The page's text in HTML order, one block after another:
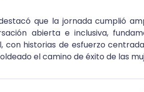
que la jornada cumplió
abierta e inclusiva,
con historias de esfuerzo
el camino de éxito de las